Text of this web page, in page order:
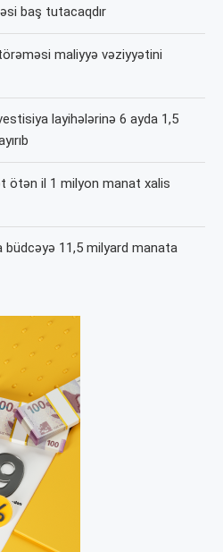
baş tutacaqdır
maliyyə vəziyyətini
layihələrinə 6 ayda 1,5
ötən il 1 milyon manat xalis
11,5 milyard manata